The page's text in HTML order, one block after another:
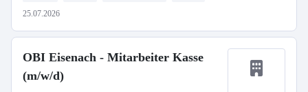
25.07.2026
OBI Eisenach - Mitarbeiter Kasse
(m/w/d)